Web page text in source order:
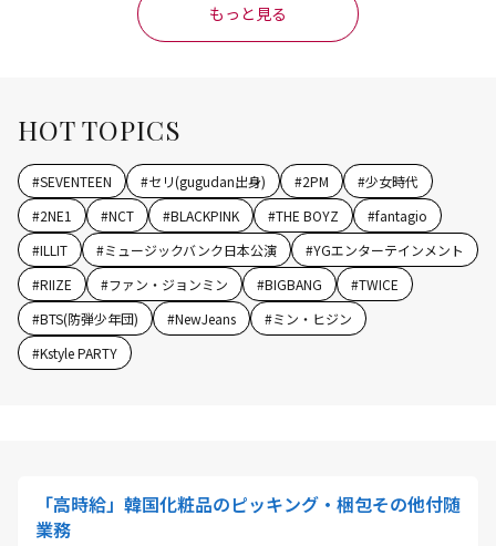
もっと見る
HOT TOPICS
#SEVENTEEN #セリ(gugudan出身) #2PM #少女時代
#2NE1 #NCT #BLACKPINK #THE BOYZ #fantagio
#ILLIT #ミュージックバンク日本公演 #YGエンターテインメント
#RIIZE #ファン・ジョンミン #BIGBANG #TWICE
#BTS(防弾少年団) #NewJeans #ミン・ヒジン
#Kstyle PARTY
「高時給」韓国化粧品のピッキング・梱包その他付随
業務